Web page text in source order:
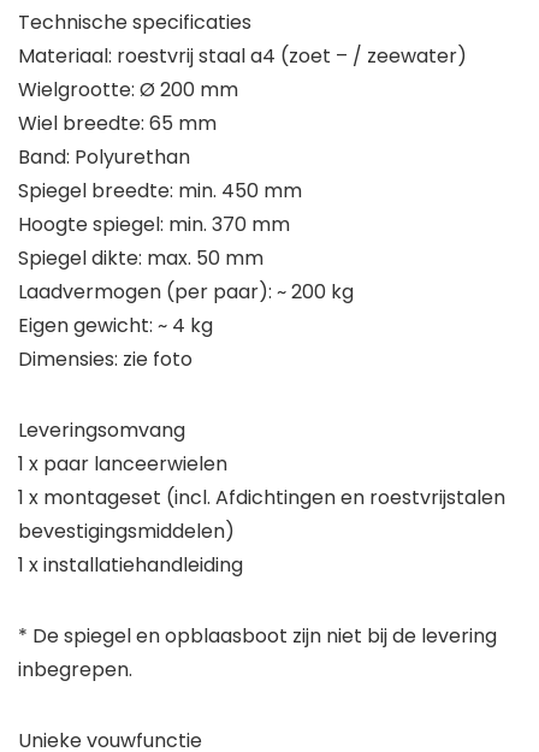
Technische specificaties
Materiaal: roestvrij staal a4 (zoet – / zeewater)
Wielgrootte: Ø 200 mm
Wiel breedte: 65 mm
Band: Polyurethan
Spiegel breedte: min. 450 mm
Hoogte spiegel: min. 370 mm
Spiegel dikte: max. 50 mm
Laadvermogen (per paar): ~ 200 kg
Eigen gewicht: ~ 4 kg
Dimensies: zie foto
Leveringsomvang
1 x paar lanceerwielen
1 x montageset (incl. Afdichtingen en roestvrijstalen
bevestigingsmiddelen)
1 x installatiehandleiding
* De spiegel en opblaasboot zijn niet bij de levering
inbegrepen.
Unieke vouwfunctie